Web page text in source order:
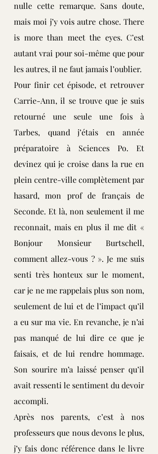
nulle cette remarque. Sans doute,
mais moi j’y vois autre chose. There
is more than meet the eyes. C’est
autant vrai pour soi-même que pour
les autres, il ne faut jamais l’oublier.
Pour finir cet épisode, et retrouver
Carrie-Ann, il se trouve que je suis
retourné une seule une fois à
Tarbes, quand j’étais en année
préparatoire à Sciences Po. Et
devinez qui je croise dans la rue en
plein centre-ville complètement par
hasard, mon prof de français de
Seconde. Et là, non seulement il me
reconnait, mais en plus il me dit «
Bonjour Monsieur Burtschell,
comment allez-vous ? ». Je me suis
senti très honteux sur le moment,
car je ne me rappelais plus son nom,
seulement de lui et de l’impact qu’il
a eu sur ma vie. En revanche, je n’ai
pas manqué de lui dire ce que je
faisais, et de lui rendre hommage.
Son sourire m’a laissé penser qu’il
avait ressenti le sentiment du devoir
accompli.
Après nos parents, c’est à nos
professeurs que nous devons le plus,
j’y fais donc référence dans le livre